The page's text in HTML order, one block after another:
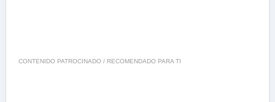
CONTENIDO PATROCINADO / RECOMENDADO PARA TI